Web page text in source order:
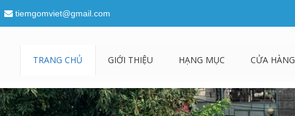
tiemgomviet@gmail.com
TRANG CHỦ GIỚI THIỆU HẠNG MỤC CỬA HÀNG